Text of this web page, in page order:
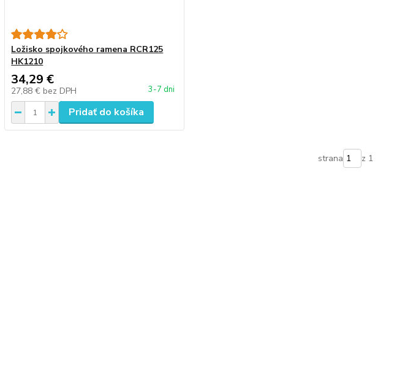
Ložisko spojkového ramena RCR125
HK1210
34,29 €
27,88 € bez DPH 3-7 dni
Pridať do košíka
strana z 1